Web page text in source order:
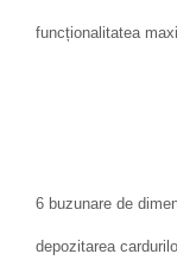
funcționalitatea
6 buzunare de
depozitarea